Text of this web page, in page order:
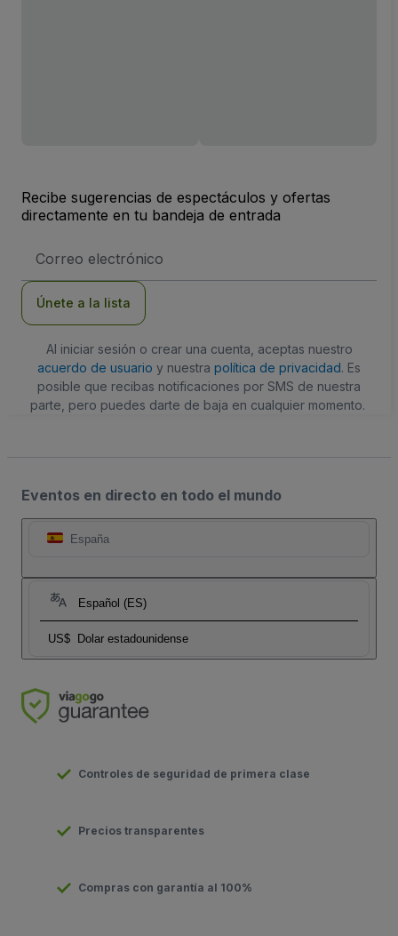
Recibe sugerencias de espectáculos y ofertas
directamente en tu bandeja de entrada
de
Únete a la lista
Al iniciar sesión o crear una cuenta, aceptas nuestro
acuerdo de usuario y nuestra política de privacidad. Es
posible que recibas notificaciones por SMS de nuestra
parte, pero puedes darte de baja en cualquier momento.
Eventos en directo en todo el mundo
España
Español (ES)
US$ Dolar estadounidense
Controles de seguridad de primera clase
Precios transparentes
Compras con garantía al 100%